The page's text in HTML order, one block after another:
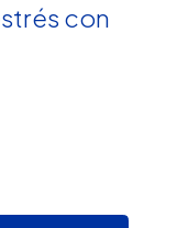
con